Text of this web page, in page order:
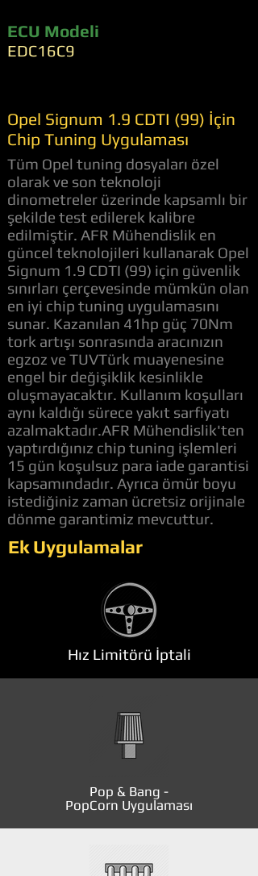
ECU Modeli
EDC16C9
Opel Signum 1.9 CDTI (99) İçin
Chip Tuning Uygulaması
Tüm Opel tuning dosyaları özel
olarak ve son teknoloji
dinometreler üzerinde kapsamlı bir
şekilde test edilerek kalibre
edilmiştir. AFR Mühendislik en
güncel teknolojileri kullanarak Opel
Signum 1.9 CDTI (99) için güvenlik
sınırları çerçevesinde mümkün olan
en iyi chip tuning uygulamasını
sunar. Kazanılan 41hp güç 70Nm
tork artışı sonrasında aracınızın
egzoz ve TUVTürk muayenesine
engel bir değişiklik kesinlikle
oluşmayacaktır. Kullanım koşulları
aynı kaldığı sürece yakıt sarfiyatı
azalmaktadır.AFR Mühendislik'ten
yaptırdığınız chip tuning işlemleri
15 gün koşulsuz para iade garantisi
kapsamındadır. Ayrıca ömür boyu
istediğiniz zaman ücretsiz orijinale
dönme garantimiz mevcuttur.
Ek Uygulamalar
Hız Limitörü İptali
Pop & Bang -
PopCorn Uygulaması